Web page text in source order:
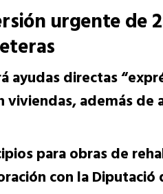
urgente de
directas
además de
para obras de
con la Diputació